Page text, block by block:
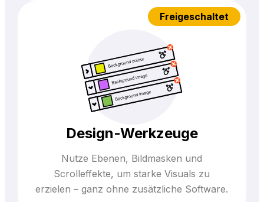
Design-Werkzeuge
Nutze Ebenen, Bildmasken und
Scrolleffekte, um starke Visuals zu
erzielen – ganz ohne zusätzliche Software.
Freigeschaltet